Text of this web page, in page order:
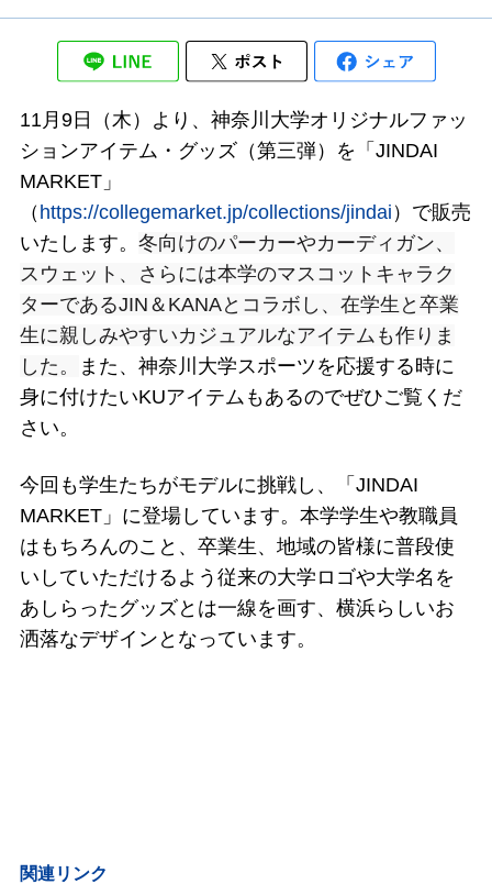
11月9日（木）より、神奈川大学オリジナルファッ
ションアイテム・グッズ（第三弾）を「JINDAI
MARKET」
（ https://collegemarket.jp/collections/jindai ）で販売
いたします。 冬向けのパーカーやカーディガン、
スウェット、さらには本学のマスコットキャラク
ターであるJIN＆KANAとコラボし、在学生と卒業
生に親しみやすいカジュアルなアイテムも作りま
した。
また、神奈川大学スポーツを応援する時に
身に付けたいKUアイテムもあるのでぜひご覧くだ
さい。
今回も学生たちがモデルに挑戦し、「JINDAI
MARKET」に登場しています。本学学生や教職員
はもちろんのこと、卒業生、地域の皆様に普段使
いしていただけるよう従来の大学ロゴや大学名を
あしらったグッズとは一線を画す、横浜らしいお
洒落なデザインとなっています。
関連リンク